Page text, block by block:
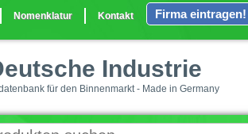
Nomenklatur Kontakt Firma eintragen!
Industrie
für den Binnenmarkt - Made in Germany